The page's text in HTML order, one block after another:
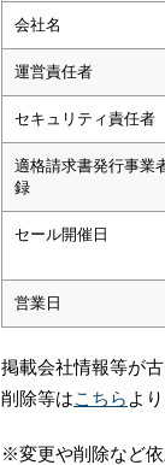
会社名
運営責任者
セキュリティ責任者
適格請求書発行事業
録
セール開催日
営業日
掲載会社情報等が
削除等はこちら よ
※変更や削除など依